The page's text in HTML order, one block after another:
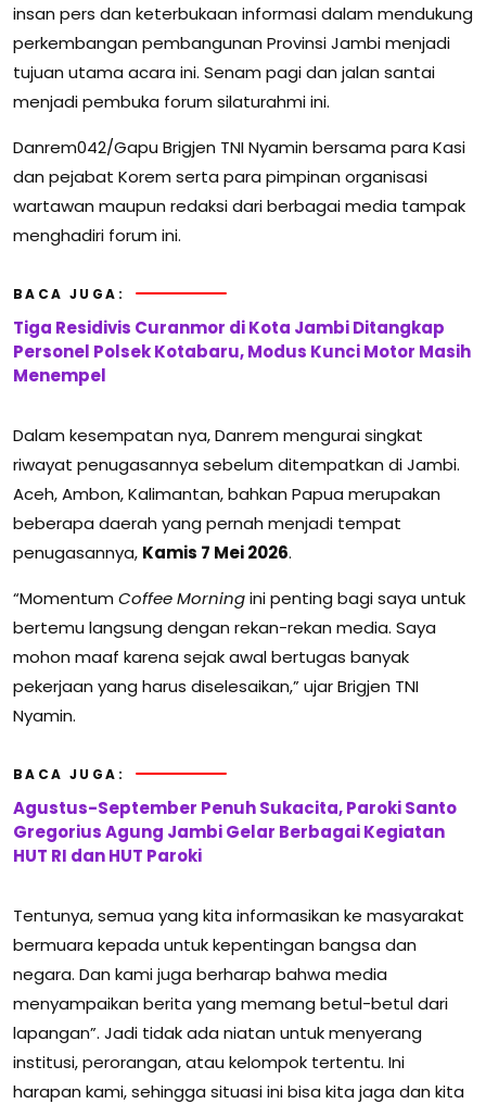
insan pers dan keterbukaan informasi dalam mendukung
perkembangan pembangunan Provinsi Jambi menjadi
tujuan utama acara ini. Senam pagi dan jalan santai
menjadi pembuka forum silaturahmi ini.
Danrem042/Gapu Brigjen TNI Nyamin bersama para Kasi
dan pejabat Korem serta para pimpinan organisasi
wartawan maupun redaksi dari berbagai media tampak
menghadiri forum ini.
BACA JUGA:
Tiga Residivis Curanmor di Kota Jambi Ditangkap
Personel Polsek Kotabaru, Modus Kunci Motor Masih
Menempel
Dalam kesempatan nya, Danrem mengurai singkat
riwayat penugasannya sebelum ditempatkan di Jambi.
Aceh, Ambon, Kalimantan, bahkan Papua merupakan
beberapa daerah yang pernah menjadi tempat
penugasannya, Kamis 7 Mei 2026.
“Momentum Coffee Morningini penting bagi saya untuk
bertemu langsung dengan rekan-rekan media. Saya
mohon maaf karena sejak awal bertugas banyak
pekerjaan yang harus diselesaikan,” ujar Brigjen TNI
Nyamin.
BACA JUGA:
Agustus-September Penuh Sukacita, Paroki Santo
Gregorius Agung Jambi Gelar Berbagai Kegiatan
HUT RI dan HUT Paroki
Tentunya, semua yang kita informasikan ke masyarakat
bermuara kepada untuk kepentingan bangsa dan
negara. Dan kami juga berharap bahwa media
menyampaikan berita yang memang betul-betul dari
lapangan”. Jadi tidak ada niatan untuk menyerang
institusi, perorangan, atau kelompok tertentu. Ini
harapan kami, sehingga situasi ini bisa kita jaga dan kita